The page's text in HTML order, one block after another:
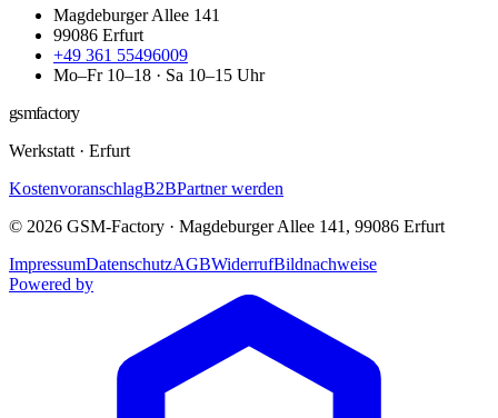
Magdeburger Allee 141
99086 Erfurt
+49 361 55496009
Mo–Fr 10–18 · Sa 10–15 Uhr
gsmfactory
Werkstatt · Erfurt
KostenvoranschlagB2BPartner werden
© 2026 GSM-Factory · Magdeburger Allee 141 , 99086 Erfurt
ImpressumDatenschutzAGBWiderrufBildnachweise
Powered by